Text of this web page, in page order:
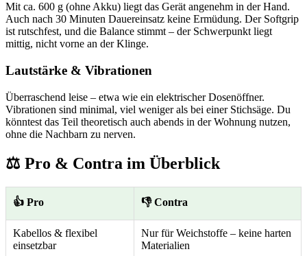
Mit ca. 600 g (ohne Akku) liegt das Gerät angenehm in der Hand.
Auch nach 30 Minuten Dauereinsatz keine Ermüdung. Der Softgrip
ist rutschfest, und die Balance stimmt – der Schwerpunkt liegt
mittig, nicht vorne an der Klinge.
Lautstärke & Vibrationen
Überraschend leise – etwa wie ein elektrischer Dosenöffner.
Vibrationen sind minimal, viel weniger als bei einer Stichsäge. Du
könntest das Teil theoretisch auch abends in der Wohnung nutzen,
ohne die Nachbarn zu nerven.
⚖️ Pro & Contra im Überblick
👍 Pro 👎 Contra
Kabellos & flexibel
einsetzbar
Nur für Weichstoffe – keine harten
Materialien